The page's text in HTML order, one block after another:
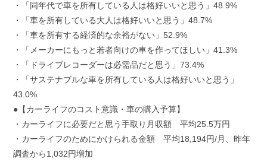
・「同年代で車を所有している人は格好いいと思う」48.9%
・「車を所有している大人は格好いいと思う」48.7%
・「車を所有する経済的な余裕がない」52.9%
・「メーカーにもっと若者向けの車を作ってほしい」41.3%
・「ドライブレコーダーは必需品だと思う」73.4%
・「サステナブルな車を所有している人は格好いいと思う」
43.0%
●【カーライフのコスト意識・車の購入予算】
・カーライフに必要だと思う手取り月収額 平均25.5万円
・カーライフのためにかけられる金額 平均18,194円/月、昨年
調査から1,032円増加